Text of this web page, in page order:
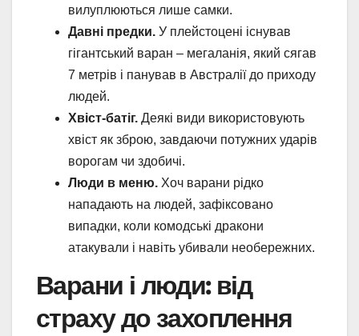
вилуплюються лише самки.
Давні предки. У плейстоцені існував
гігантський варан – мегаланія, який сягав
7 метрів і панував в Австралії до приходу
людей.
Хвіст-батіг. Деякі види використовують
хвіст як зброю, завдаючи потужних ударів
ворогам чи здобичі.
Люди в меню. Хоч варани рідко
нападають на людей, зафіксовано
випадки, коли комодські дракони
атакували і навіть убивали необережних.
Варани і люди: від
страху до захоплення